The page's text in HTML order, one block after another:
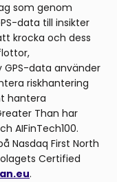
som genom
data till insikter
krocka och dess
data använder
riskhantering
hantera
Than har
AIFinTech100.
Nasdaq First North
Certified
.